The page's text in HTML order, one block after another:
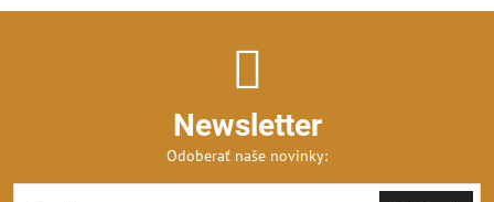
Newsletter
Odoberať naše novinky: